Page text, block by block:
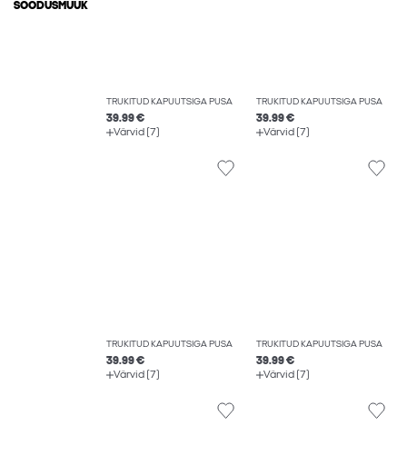
SOODUSMÜÜK
TRÜKITUD KAPUUTSIGA PUSA
39.99 €
Värvid (7)
TRÜKITUD KAPUUTSIGA PUSA
39.99 €
Värvid (7)
TRÜKITUD KAPUUTSIGA PUSA
39.99 €
Värvid (7)
TRÜKITUD KAPUUTSIGA PUSA
39.99 €
Värvid (7)